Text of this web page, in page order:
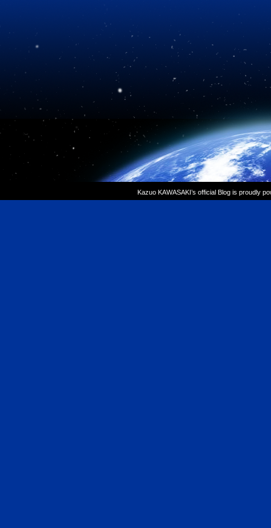
Kazuo KAWASAKI’s official Blog is proudly